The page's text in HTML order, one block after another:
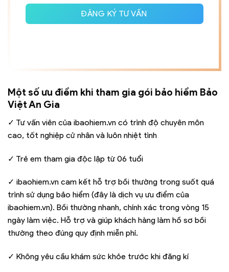
ĐĂNG KÝ TƯ VẤN
Một số ưu điểm khi tham gia gói bảo hiểm Bảo
Việt An Gia
✓ Tư vấn viên của ibaohiem.vn có trình độ chuyên môn
cao, tốt nghiệp cử nhân và luôn nhiệt tình
✓ Trẻ em tham gia độc lập từ 06 tuổi
✓ ibaohiem.vn cam kết hỗ trợ bồi thường trong suốt quá
trình sử dụng bảo hiểm (đây là dịch vụ ưu điểm của
ibaohiem.vn). Bồi thường nhanh, chính xác trong vòng 15
ngày làm việc. Hỗ trợ và giúp khách hàng làm hồ sơ bồi
thường theo đúng quy định miễn phí.
✓ Không yêu cầu khám sức khỏe trước khi đăng kí